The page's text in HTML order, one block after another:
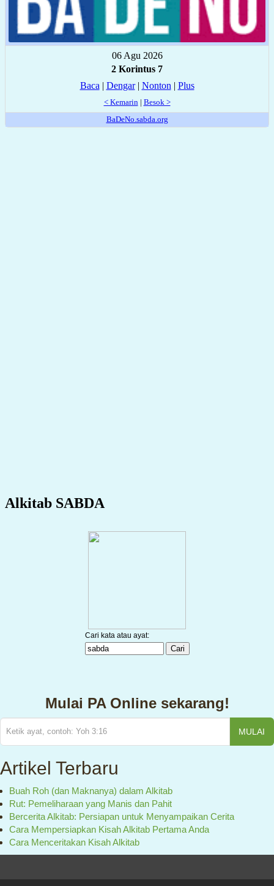
Mulai PA Online sekarang!
MULAI
Artikel Terbaru
Buah Roh (dan Maknanya) dalam Alkitab
Rut: Pemeliharaan yang Manis dan Pahit
Bercerita Alkitab: Persiapan untuk Menyampaikan Cerita
Cara Mempersiapkan Kisah Alkitab Pertama Anda
Cara Menceritakan Kisah Alkitab